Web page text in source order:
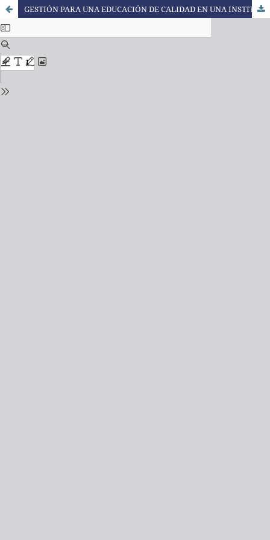
GESTIÓN PARA UNA EDUCACIÓN DE CALIDAD EN UNA INSTITUCIÓN EDUCATIVA PERUANA